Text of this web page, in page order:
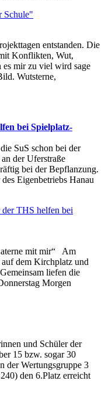
Schule"
entstanden. Die
Konflikten, Wut,
es mir zu viel wird sage
Wutsterne,
bei Spielplatz-
SuS schon bei der
der Uferstraße
bei der Bepflanzung.
Eigenbetriebs Hanau
THS helfen bei
mit mir“ Am
dem Kirchplatz und
liefen die
Morgen
und Schüler der
15 bzw. sogar 30
der Wertungsgruppe 3
den 6.Platz erreicht